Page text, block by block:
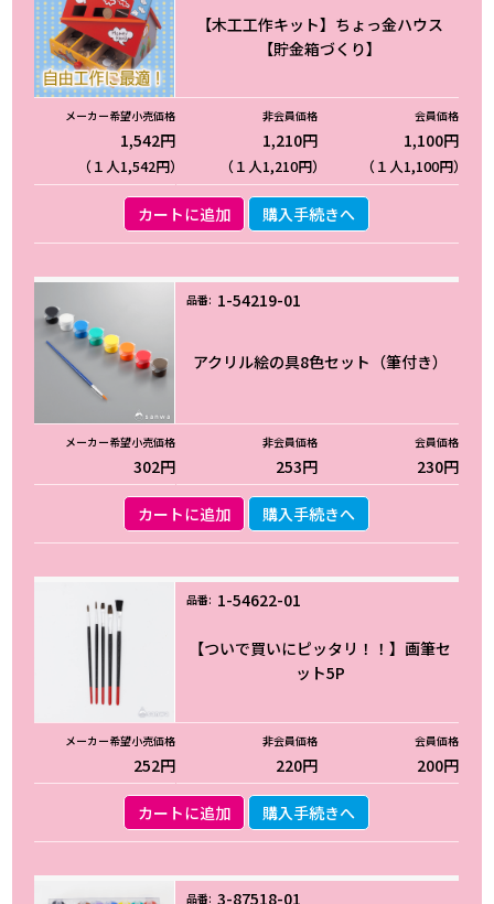
【木工工作キット】ちょっ金ハウス
【貯金箱づくり】
1,542円
（１人1,542円）
1,210円
（１人1,210円）
1,100円
（１人1,100円）
カートに追加 購入手続きへ
1-54219-01
アクリル絵の具8色セット（筆付き）
302円 253円 230円
カートに追加 購入手続きへ
1-54622-01
【ついで買いにピッタリ！！】画筆セ
ット5P
252円 220円 200円
カートに追加 購入手続きへ
3-87518-01